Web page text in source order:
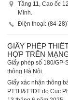
Tầng 11, Cao ốc
Minh.
Điện thoại: (84-28)
GIẤY PHÉP
HỢP TRÊN
Giấy phép số 180/GP-
thông Hà Nội.
Giấy xác nhận thông
PTTH&TTĐT do Cục